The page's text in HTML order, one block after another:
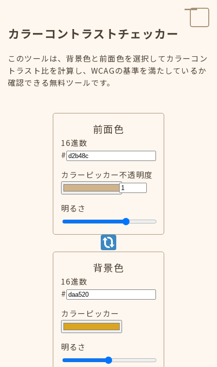
カラーコントラストチェッカー
このツールは、背景色と前面色を選択してカラーコン
トラスト比を計算し、WCAGの基準を満たしているか
確認できる無料ツールです。
前面色
16進数
#
カラーピッカー不透明度
明るさ
背景色
16進数
#
カラーピッカー
明るさ